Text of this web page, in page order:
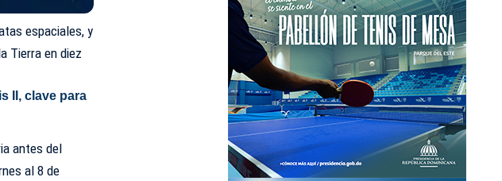
espaciales, y
Tierra en diez
II, clave para
antes del
al 8 de